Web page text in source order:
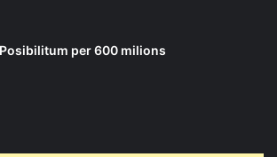
per 600 milions